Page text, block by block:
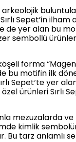
arkeolojik
Sepet’in ilham
de yer alan bu
sembollü
forma
bu motifin ilk
Sepet’te yer
ürünleri Sırlı
mezuzalarda
kimlik
Bu tarz anlamlı